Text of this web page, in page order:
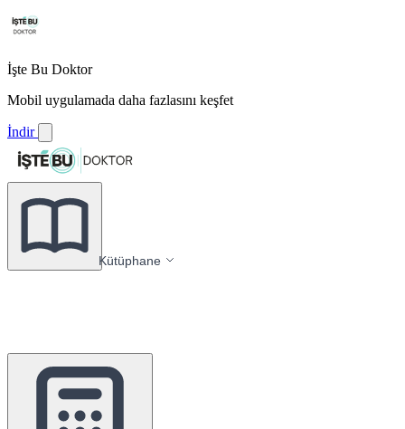
İşte Bu Doktor
Mobil uygulamada daha fazlasını keşfet
İndir
Kütüphane